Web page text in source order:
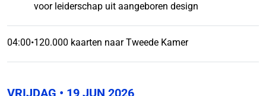
voor leiderschap uit aangeboren design
04:00•120.000 kaarten naar Tweede Kamer
VRIJDAG • 19 JUN 2026